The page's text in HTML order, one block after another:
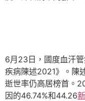
6月23日，國度血汗
疾病陳述2021》。陳
逝世率仍高居榜首。
因的46.74%和44.26